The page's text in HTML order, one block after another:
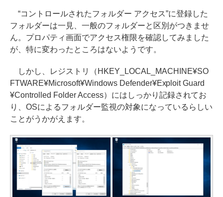
“コントロールされたフォルダー アクセス”に登録した
フォルダーは一見、一般のフォルダーと区別がつきませ
ん。プロパティ画面でアクセス権限を確認してみました
が、特に変わったところはないようです。
しかし、レジストリ（HKEY_LOCAL_MACHINE¥SO
FTWARE¥Microsoft¥Windows Defender¥Exploit Guard
¥Controlled Folder Access）にはしっかり記録されてお
り、OSによるフォルダー監視の対象になっているらしい
ことがうかがえます。